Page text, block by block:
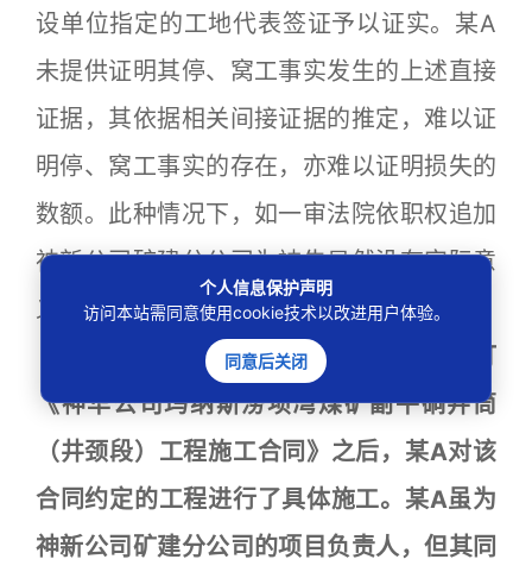
设单位指定的工地代表签证予以证实。某A
未提供证明其停、窝工事实发生的上述直接
证据，其依据相关间接证据的推定，难以证
明停、窝工事实的存在，亦难以证明损失的
数额。此种情况下，如一审法院依职权追加
神新公司矿建分公司为被告显然没有实际意
义。裁定：驳回某A的起诉。
本院认为，神华公司与神新公司签订
《神华公司玛纳斯涝坝湾煤矿副平硐井筒
（井颈段）工程施工合同》之后，某A对该
合同约定的工程进行了具体施工。某A虽为
神新公司矿建分公司的项目负责人，但其同
个人信息保护声明
访问本站需同意使用cookie技术以改进用户体验。
同意后关闭